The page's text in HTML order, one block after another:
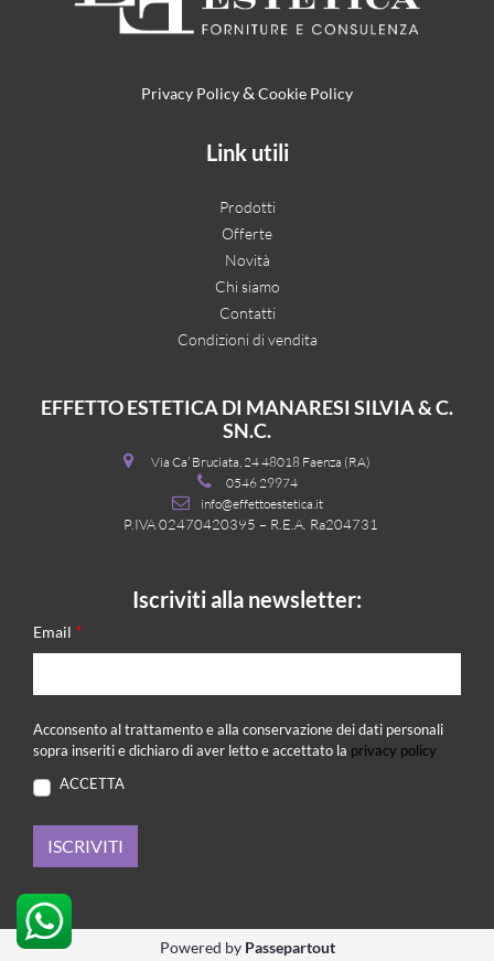
Privacy Policy& Cookie Policy
Link utili
Prodotti
Offerte
Novità
Chi siamo
Contatti
Condizioni di vendita
EFFETTO ESTETICA DI MANARESI SILVIA & C.
SN.C.
Via Ca’ Bruciata, 24 48018 Faenza (RA)
0546 29974
info@effettoestetica.it
P.IVA 02470420395 – R.E.A. Ra204731
Iscriviti alla newsletter:
Email *
Acconsento al trattamento e alla conservazione dei dati personali
sopra inseriti e dichiaro di aver letto e accettato la privacy policy
ACCETTA
Powered by Passepartout